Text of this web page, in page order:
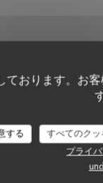
ております。お
する すべてのク
プライ